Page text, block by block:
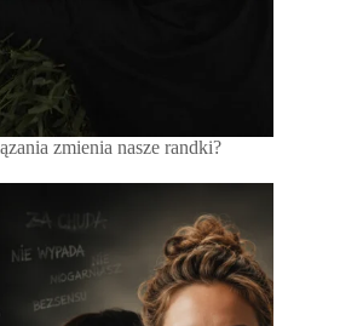
zmienia nasze randki?